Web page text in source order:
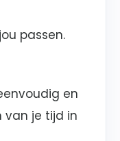
passen.
en
van je tijd in